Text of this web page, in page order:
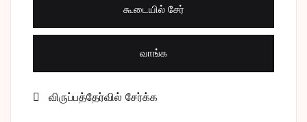
கூடையில் சேர்
வாங்க
விருப்பத்தேர்வில் சேர்க்க